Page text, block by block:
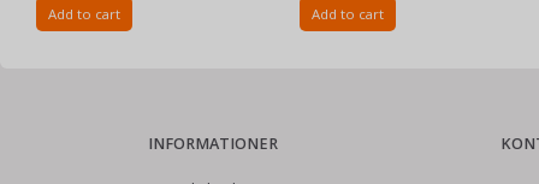
Add to cart Add to cart
INFORMATIONER